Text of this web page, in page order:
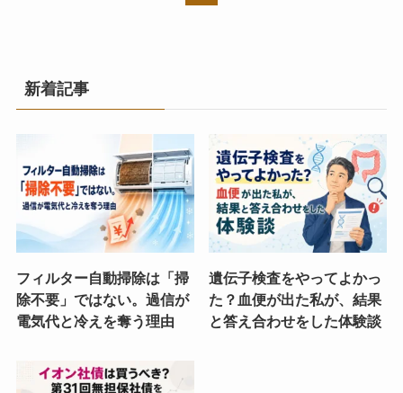
新着記事
フィルター自動掃除は「掃
除不要」ではない。過信が
電気代と冷えを奪う理由
遺伝子検査をやってよかっ
た？血便が出た私が、結果
と答え合わせをした体験談